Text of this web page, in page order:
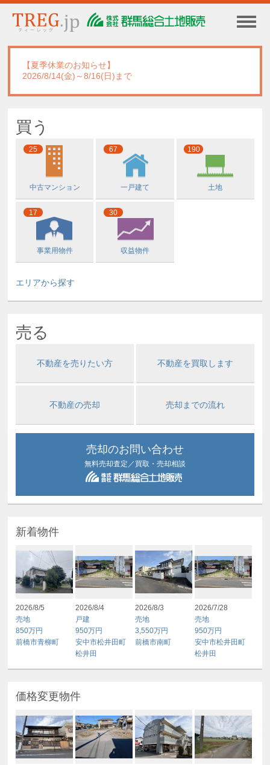
【夏季休業のお知らせ】
2026/8/14(金)～8/16(日)まで
買う
中古マンション
25
一戸建て
67
土地
190
事業用物件
17
収益物件
30
エリアから探す
売る
不動産を売りたい方 不動産を買取します
不動産の売却 売却までの流れ
売却のお問い合わせ
無料売却査定／買取・売却相談
新着物件
2026/8/5
売地
850万円
前橋市青柳町
2026/8/4
戸建
950万円
安中市松井田町
松井田
2026/8/3
売地
3,550万円
前橋市南町
2026/7/28
売地
950万円
安中市松井田町
松井田
価格変更物件